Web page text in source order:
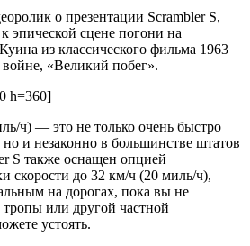
о презентации Scrambler S,
эпической сцене погони на
из классического фильма 1963
«Великий побег».
h=360]
ч) — это не только очень быстро
но и незаконно в большинстве штатов
S также оснащен опцией
скорости до 32 км/ч (20 миль/ч),
на дорогах, пока вы не
или другой частной
устоять.